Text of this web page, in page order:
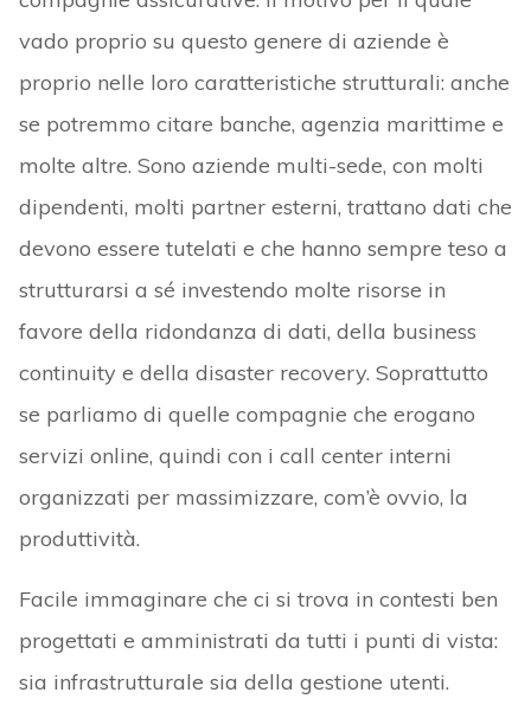
vado proprio su questo genere di aziende è
proprio nelle loro caratteristiche strutturali: anche
se potremmo citare banche, agenzia marittime e
molte altre. Sono aziende multi-sede, con molti
dipendenti, molti partner esterni, trattano dati che
devono essere tutelati e che hanno sempre teso a
strutturarsi a sé investendo molte risorse in
favore della ridondanza di dati, della business
continuity e della disaster recovery. Soprattutto
se parliamo di quelle compagnie che erogano
servizi online, quindi con i call center interni
organizzati per massimizzare, com’è ovvio, la
produttività.
Facile immaginare che ci si trova in contesti ben
progettati e amministrati da tutti i punti di vista:
sia infrastrutturale sia della gestione utenti.